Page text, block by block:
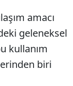
amacı
geleneksel
kullanım
biri